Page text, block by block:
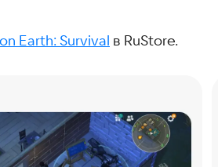
Earth: Survival в RuStore.